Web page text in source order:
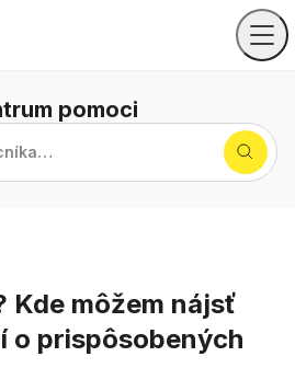
pomoci
Kde môžem nájsť
o prispôsobených